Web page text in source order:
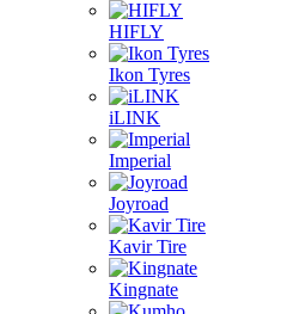
HIFLY
Ikon Tyres
iLINK
Imperial
Joyroad
Kavir Tire
Kingnate